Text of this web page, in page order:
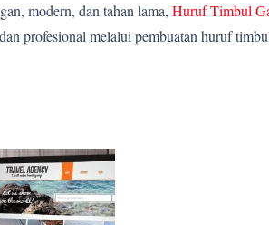
modern, dan tahan lama, Huruf Timbul
profesional melalui pembuatan huruf